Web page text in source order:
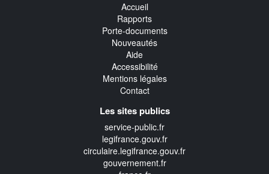
Accueil
Rapports
Porte-documents
Nouveautés
Aide
Accessibilité
Mentions légales
Contact
Les sites publics
service-public.fr
legifrance.gouv.fr
circulaire.legifrance.gouv.fr
gouvernement.fr